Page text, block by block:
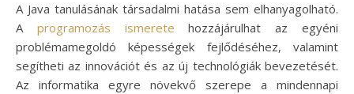
A Java tanulásának társadalmi hatása sem elhanyagolható.
A programozás ismerete hozzájárulhat az egyéni
problémamegoldó képességek fejlődéséhez, valamint
segítheti az innovációt és az új technológiák bevezetését.
Az informatika egyre növekvő szerepe a mindennapi